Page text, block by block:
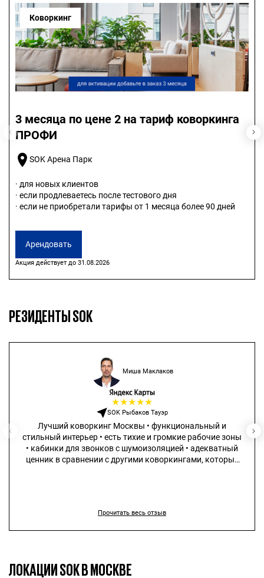
Коворкинг
3 месяца по цене 2 на тариф коворкинга
ПРОФИ
SOK Арена Парк
· для новых клиентов
· если продлеваетесь после тестового дня
· если не приобретали тарифы от 1 месяца более 90 дней
Арендовать
Акция действует до 31.08.2026
РЕЗИДЕНТЫ SOK
Миша Маклаков
★★★★★
SOK Рыбаков Тауэр
Лучший коворкинг Москвы • функциональный и
стильный интерьер • есть тихие и громкие рабочие зоны
• кабинки для звонков с шумоизоляцией • адекватный
ценник в сравнении с другими коворкингами, которые
Прочитать весь отзыв
ЛОКАЦИИ SOK В МОСКВЕ